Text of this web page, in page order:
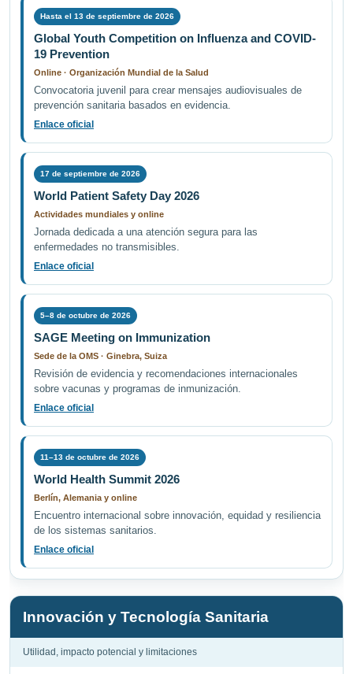
Hasta el 13 de septiembre de 2026
Global Youth Competition on Influenza and COVID-
19 Prevention
Online · Organización Mundial de la Salud
Convocatoria juvenil para crear mensajes audiovisuales de
prevención sanitaria basados en evidencia.
Enlace oficial
17 de septiembre de 2026
World Patient Safety Day 2026
Actividades mundiales y online
Jornada dedicada a una atención segura para las
enfermedades no transmisibles.
Enlace oficial
5–8 de octubre de 2026
SAGE Meeting on Immunization
Sede de la OMS · Ginebra, Suiza
Revisión de evidencia y recomendaciones internacionales
sobre vacunas y programas de inmunización.
Enlace oficial
11–13 de octubre de 2026
World Health Summit 2026
Berlín, Alemania y online
Encuentro internacional sobre innovación, equidad y resiliencia
de los sistemas sanitarios.
Enlace oficial
Innovación y Tecnología Sanitaria
Utilidad, impacto potencial y limitaciones